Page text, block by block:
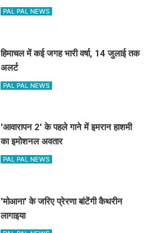
PAL PAL NEWS
हिमाचल में कई जगह भारी वर्षा, 14 जुलाई तक
अलर्ट
PAL PAL NEWS
'आवारापन 2' के पहले गाने में इमरान हाशमी
का इमोशनल अवतार
PAL PAL NEWS
'मोआना' के जरिए प्रेरणा बांटेंगी कैथरीन
लागाइया